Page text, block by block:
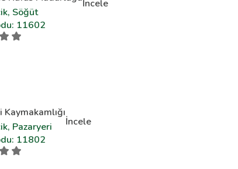
Söğüt
11602
İncele
Kaymakamlığı
Pazaryeri
11802
İncele